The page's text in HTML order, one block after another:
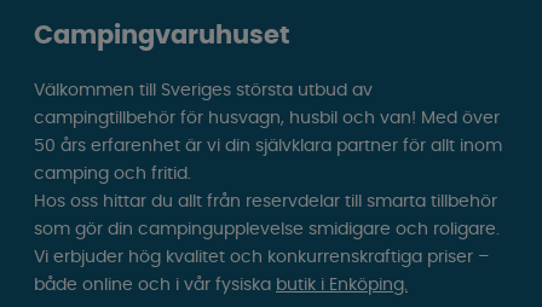
Campingvaruhuset
Välkommen till Sveriges största utbud av
campingtillbehör för husvagn, husbil och van! Med över
50 års erfarenhet är vi din självklara partner för allt inom
camping och fritid.
Hos oss hittar du allt från reservdelar till smarta tillbehör
som gör din campingupplevelse smidigare och roligare.
Vi erbjuder hög kvalitet och konkurrenskraftiga priser –
både online och i vår fysiska butik i Enköping.